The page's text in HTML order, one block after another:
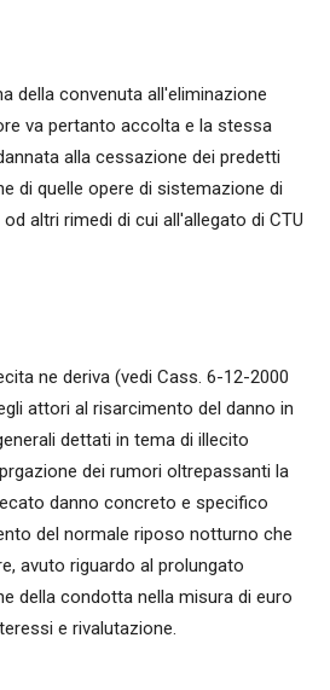
della convenuta all'eliminazione
va pertanto accolta e la stessa
alla cessazione dei predetti
di quelle opere di sistemazione di
altri rimedi di cui all'allegato di CTU
ne deriva (vedi Cass. 6-12-2000
attori al risarcimento del danno in
dettati in tema di illecito
dei rumori oltrepassanti la
danno concreto e specifico
del normale riposo notturno che
avuto riguardo al prolungato
della condotta nella misura di euro
e rivalutazione.